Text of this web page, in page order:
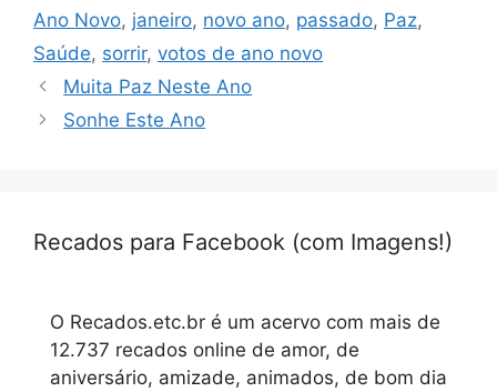
Ano Novo, janeiro, novo ano, passado, Paz,
Saúde, sorrir, votos de ano novo
Muita Paz Neste Ano
Sonhe Este Ano
Recados para Facebook (com Imagens!)
O Recados.etc.br é um acervo com mais de
12.737 recados online de amor, de
aniversário, amizade, animados, de bom dia